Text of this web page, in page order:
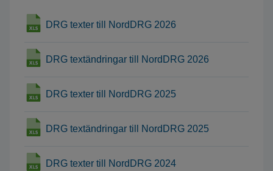
DRG texter till NordDRG 2026
DRG textändringar till NordDRG 2026
DRG texter till NordDRG 2025
DRG textändringar till NordDRG 2025
DRG texter till NordDRG 2024